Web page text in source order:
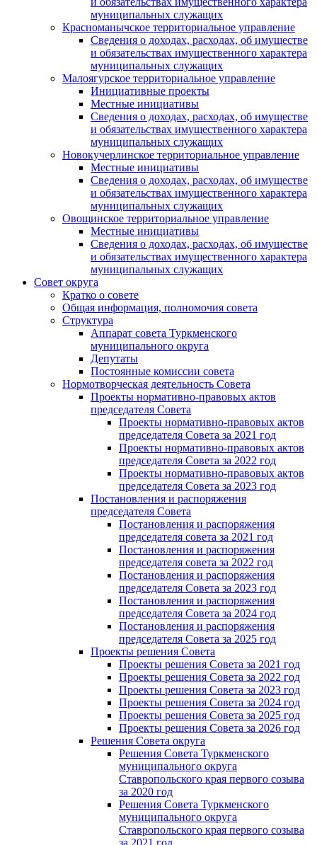
муниципальных служащих
Красноманычское территориальное управление
Сведения о доходах, расходах, об имуществе
и обязательствах имущественного характера
муниципальных служащих
Малоягурское территориальное управление
Инициативные проекты
Местные инициативы
Сведения о доходах, расходах, об имуществе
и обязательствах имущественного характера
муниципальных служащих
Новокучерлинское территориальное управление
Местные инициативы
Сведения о доходах, расходах, об имуществе
и обязательствах имущественного характера
муниципальных служащих
Овощинское территориальное управление
Местные инициативы
Сведения о доходах, расходах, об имуществе
и обязательствах имущественного характера
муниципальных служащих
Совет округа
Кратко о совете
Общая информация, полномочия совета
Структура
Аппарат совета Туркменского
муниципального округа
Депутаты
Постоянные комиссии совета
Нормотворческая деятельность Совета
Проекты нормативно-правовых актов
председателя Cовета
Проекты нормативно-правовых актов
председателя Cовета за 2021 год
Проекты нормативно-правовых актов
председателя Cовета за 2022 год
Проекты нормативно-правовых актов
председателя Cовета за 2023 год
Постановления и распоряжения
председателя Cовета
Постановления и распоряжения
председателя совета за 2021 год
Постановления и распоряжения
председателя совета за 2022 год
Постановления и распоряжения
председателя Cовета за 2023 год
Постановления и распоряжения
председателя Cовета за 2024 год
Постановления и распоряжения
председателя Cовета за 2025 год
Проекты решения Cовета
Проекты решения Совета за 2021 год
Проекты решения Совета за 2022 год
Проекты решения Cовета за 2023 год
Проекты решения Совета за 2024 год
Проекты решения Совета за 2025 год
Проекты решения Совета за 2026 год
Решения Совета округа
Решения Совета Туркменского
муниципального округа
Ставропольского края первого созыва
за 2020 год
Решения Совета Туркменского
муниципального округа
Ставропольского края первого созыва
за 2021 год